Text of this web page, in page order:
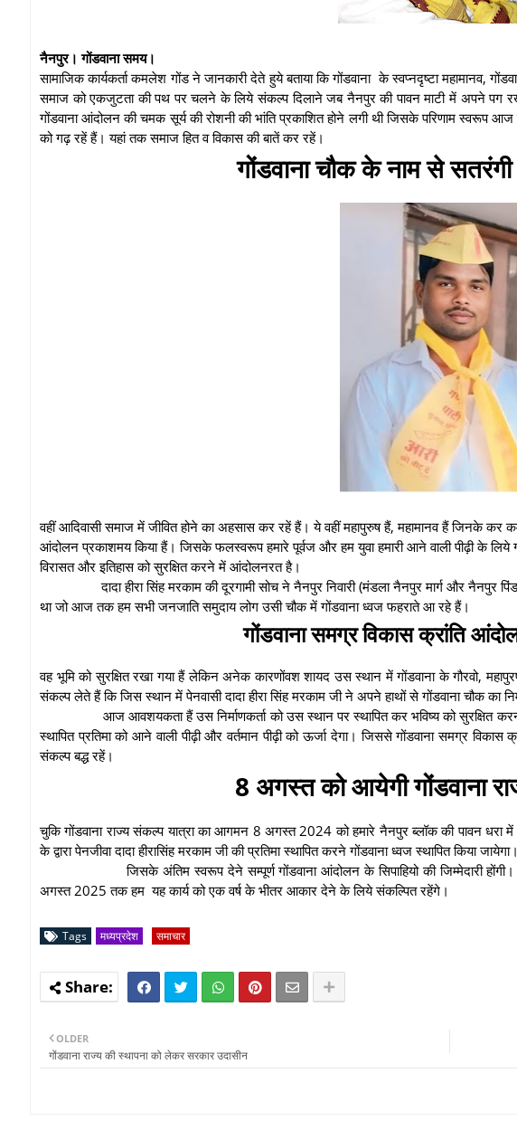
नैनपुर। गोंडवाना समय।
सामाजिक कार्यकर्ता कमलेश गोंड ने जानकारी देते हुये बताया कि गोंडवाना के स्वप्नदृष्टा महामानव,
समाज को एकजुटता की पथ पर चलने के लिये संकल्प दिलाने जब नैनपुर की पावन माटी में अपने पग रखें
गोंडवाना आंदोलन की चमक सूर्य की रोशनी की भांति प्रकाशित होने लगी थी जिसके परिणाम स्वरूप
को गढ़ रहें हैं। यहां तक समाज हित व विकास की बातें कर रहें।
गोंडवाना चौक के नाम से सतरंगी
वहीं आदिवासी समाज में जीवित होने का अहसास कर रहें हैं। ये वहीं महापुरुष हैं, महामानव हैं जिनके कर
आंदोलन प्रकाशमय किया हैं। जिसके फलस्वरूप हमारे पूर्वज और हम युवा हमारी आने वाली पीढ़ी के
विरासत और इतिहास को सुरक्षित करने में आंदोलनरत है।
दादा हीरा सिंह मरकाम की दूरगामी सोच ने नैनपुर निवारी (मंडला नैनपुर मार्ग और नैनपुर
था जो आज तक हम सभी जनजाति समुदाय लोग उसी चौक में गोंडवाना ध्वज फहराते आ रहे हैं।
गोंडवाना समग्र विकास क्रांति
वह भूमि को सुरक्षित रखा गया हैं लेकिन अनेक कारणोंवश शायद उस स्थान में गोंडवाना के गौरवो,
संकल्प लेते हैं कि जिस स्थान में पेनवासी दादा हीरा सिंह मरकाम जी ने अपने हाथों से गोंडवाना चौक का
आज आवशयकता हैं उस निर्माणकर्ता को उस स्थान पर स्थापित कर भविष्य को सुरक्षित
स्थापित प्रतिमा को आने वाली पीढ़ी और वर्तमान पीढ़ी को ऊर्जा देगा। जिससे गोंडवाना समग्र
संकल्प बद्ध रहें।
8 अगस्त को आयेगी गोंडवाना
चुकि गोंडवाना राज्य संकल्प यात्रा का आगमन 8 अगस्त 2024 को हमारे नैनपुर ब्लॉक की पावन धरा में
के द्वारा पेनजीवा दादा हीरासिंह मरकाम जी की प्रतिमा स्थापित करने गोंडवाना ध्वज स्थापित किया जायेगा।
जिसके अंतिम स्वरूप देने सम्पूर्ण गोंडवाना आंदोलन के सिपाहियो की जिम्मेदारी
अगस्त 2025 तक हम यह कार्य को एक वर्ष के भीतर आकार देने के लिये संकल्पित रहेंगे।
Tags मध्यप्रदेश समाचार
OLDER
गोंडवाना राज्य की स्थापना को लेकर सरकार उदासीन